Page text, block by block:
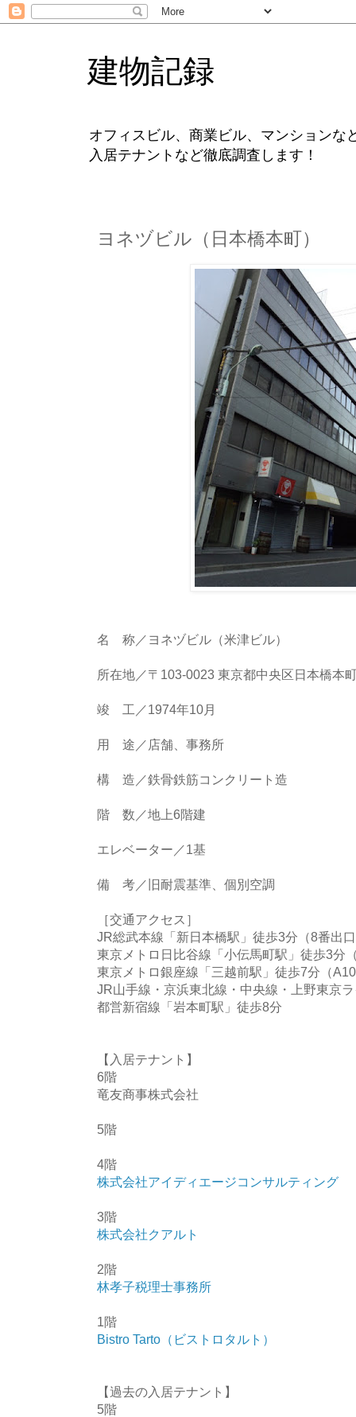
建物記録
オフィスビル、商業ビル、マンションな
入居テナントなど徹底調査します！
ヨネヅビル（日本橋本町）
名 称／ヨネヅビル（米津ビル）
所在地／〒103-0023 東京都中央区日本橋本
竣 工／1974年10月
用 途／店舗、事務所
構 造／鉄骨鉄筋コンクリート造
階 数／地上6階建
エレベーター／1基
備 考／旧耐震基準、個別空調
［交通アクセス］
JR総武本線「新日本橋駅」徒歩3分（8番出
東京メトロ日比谷線「小伝馬町駅」徒歩3分
東京メトロ銀座線「三越前駅」徒歩7分（
JR山手線・京浜東北線・中央線・上野東京
都営新宿線「岩本町駅」徒歩8分
【入居テナント】
6階
竜友商事株式会社
5階
4階
株式会社アイディエージコンサルティング
3階
株式会社クアルト
2階
林孝子税理士事務所
1階
Bistro Tarto（ビストロタルト）
【過去の入居テナント】
5階